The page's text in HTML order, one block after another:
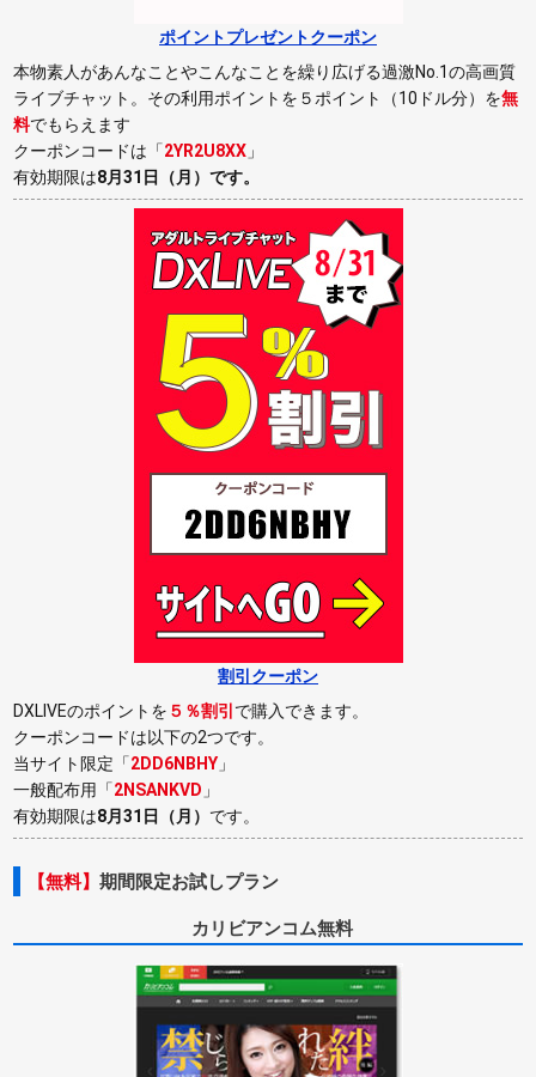
ポイントプレゼントクーポン
本物素人があんなことやこんなことを繰り広げる過激No.1の高画質
ライブチャット。その利用ポイントを５ポイント（10ドル分）を無
料でもらえます
クーポンコードは「2YR2U8XX 」
有効期限は8月31日（月）です。
割引クーポン
DXLIVEのポイントを ５％割引 で購入できます。
クーポンコードは以下の2つです。
当サイト限定「2DD6NBHY 」
一般配布用「2NSANKVD 」
有効期限は8月31日（月） です。
【無料】期間限定お試しプラン
カリビアンコム無料